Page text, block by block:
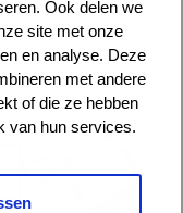
Ook delen we
site met onze
en analyse. Deze
met andere
of die ze hebben
van hun services.